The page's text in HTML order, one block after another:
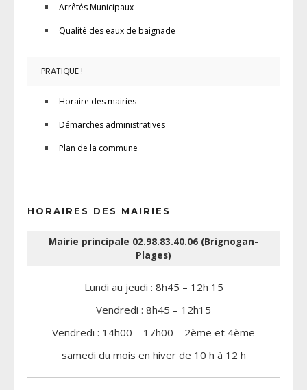
Arrêtés Municipaux
Qualité des eaux de baignade
PRATIQUE !
Horaire des mairies
Démarches administratives
Plan de la commune
HORAIRES DES MAIRIES
Mairie principale 02.98.83.40.06 (Brignogan-
Plages)
Lundi au jeudi : 8h45 – 12h 15
Vendredi : 8h45 – 12h15
Vendredi : 14h00 – 17h00 – 2ème et 4ème
samedi du mois en hiver de 10 h à 12 h